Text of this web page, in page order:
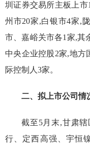
圳证券交易所主板上
州市20家,白银市4家,
市、嘉峪关市各1家,其
中央企业控股2家,地方
际控制人3家。
二、拟上市公司情
截至5月末,甘肃
行、定西高强、宇恒